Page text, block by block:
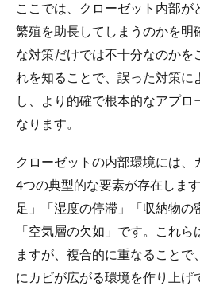
ここでは、クローゼット内部が
繁殖を助長してしまうのかを明
な対策だけでは不十分なのかを
れを知ることで、誤った対策に
し、より的確で根本的なアプロ
なります。
クローゼットの内部環境には、
4つの典型的な要素が存在しま
足」「湿度の停滞」「収納物の
「空気層の欠如」です。これら
ますが、複合的に重なることで
にカビが広がる環境を作り上げ